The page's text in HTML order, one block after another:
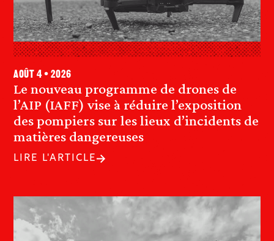
Le nouveau programme de drones de
l’AIP (IAFF) vise à réduire l’exposition
des pompiers sur les lieux d’incidents de
matières dangereuses
août 4 • 2026
LIRE L'ARTICLE